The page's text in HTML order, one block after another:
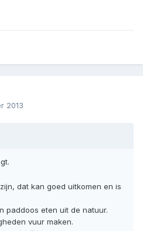
2013
dat kan goed uitkomen en is
paddoos eten uit de natuur.
vuur maken.